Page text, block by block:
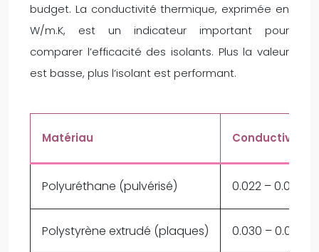
budget. La conductivité thermique, exprimée en
W/m.K, est un indicateur important pour
comparer l’efficacité des isolants. Plus la valeur
est basse, plus l’isolant est performant.
Matériau Conductivité
Polyuréthane (pulvérisé) 0.022 – 0.025
Polystyrène extrudé (plaques) 0.030 – 0.035